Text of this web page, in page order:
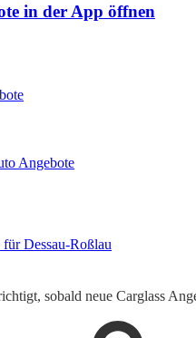
in der App öffnen
Angebote
Dessau-Roßlau
sobald neue Carglass